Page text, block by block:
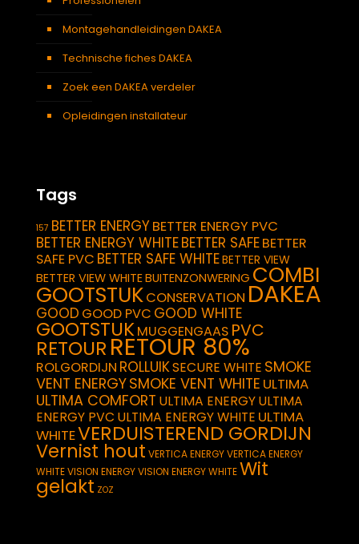
Montagehandleidingen DAKEA
Technische fiches DAKEA
Zoek een DAKEA verdeler
Opleidingen installateur
Tags
157 BETTER ENERGYBETTER ENERGY PVC
BETTER ENERGY WHITEBETTER SAFEBETTER
SAFE PVC BETTER SAFE WHITEBETTER VIEW
BETTER VIEW WHITEBUITENZONWERING COMBI
GOOTSTUKCONSERVATION DAKEA
GOOD GOOD PVC GOOD WHITE
GOOTSTUKMUGGENGAAS PVC
RETOUR RETOUR 80%
ROLGORDIJN ROLLUIKSECURE WHITE SMOKE
VENT ENERGYSMOKE VENT WHITE ULTIMA
ULTIMA COMFORT ULTIMA ENERGYULTIMA
ENERGY PVC ULTIMA ENERGY WHITE ULTIMA
WHITEVERDUISTEREND GORDIJN
Vernist hout VERTICA ENERGYVERTICA ENERGY
WHITEVISION ENERGYVISION ENERGY WHITEWit
gelakt ZOZ